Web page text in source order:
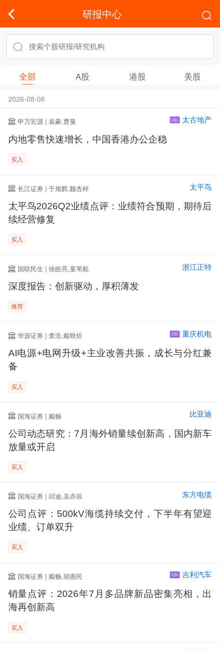
研报中心
全部 A股 港股 美股
2026-08-08
申万宏源 | 袁豪,曹曼 HK 太古地产
内地零售快速增长，中国香港办公企稳
买入
长江证券 | 于旭辉,魏杏梓 太平鸟
太平鸟2026Q2业绩点评：业绩符合预期，期待后
续经营修复
买入
国联民生 | 徐皓亮,童苇航 浙江正特
深度报告：创新驱动，厚积薄发
推荐
华源证券 | 查浩,戴映炘 HK 重庆机电
AI电源+电网升级+主业改善共振，成长与分红兼
备
买入
国海证券 | 戴畅 比亚迪
公司动态研究：7月海外销量续创新高，国内新车
放量或开启
买入
国海证券 | 邱迪,吴亦辰 东方电缆
公司点评：500kV海缆持续交付，下半年有望迎
业绩、订单双升
买入
国海证券 | 戴畅,胡惠民 HK 吉利汽车
销量点评：2026年7月多品牌新品密集亮相，出
海再创新高
买入